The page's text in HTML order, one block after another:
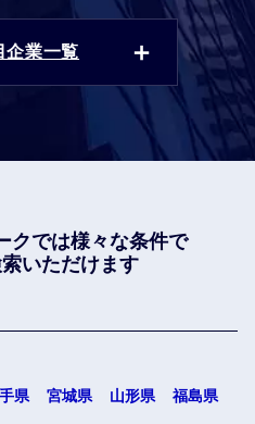
企業一覧
クでは様々な条件で
いただけます
県 宮城県 山形県 福島県